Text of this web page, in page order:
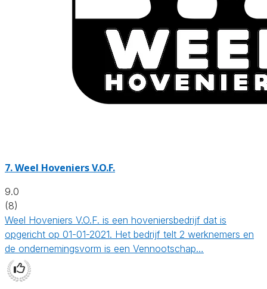
7.Weel Hoveniers V.O.F.
9.0
(8)
Weel Hoveniers V.O.F. is een hoveniersbedrijf dat is
opgericht op 01-01-2021. Het bedrijf telt 2 werknemers en
de ondernemingsvorm is een Vennootschap…